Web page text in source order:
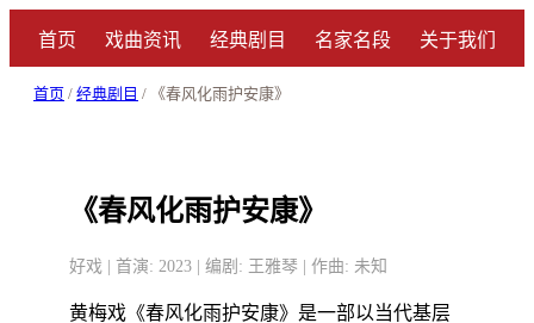
首页 戏曲资讯 经典剧目 名家名段 关于我们
首页 / 经典剧目 / 《春风化雨护安康》
《春风化雨护安康》
好戏 | 首演: 2023 | 编剧: 王雅琴 | 作曲: 未知
黄梅戏《春风化雨护安康》是一部以当代基层